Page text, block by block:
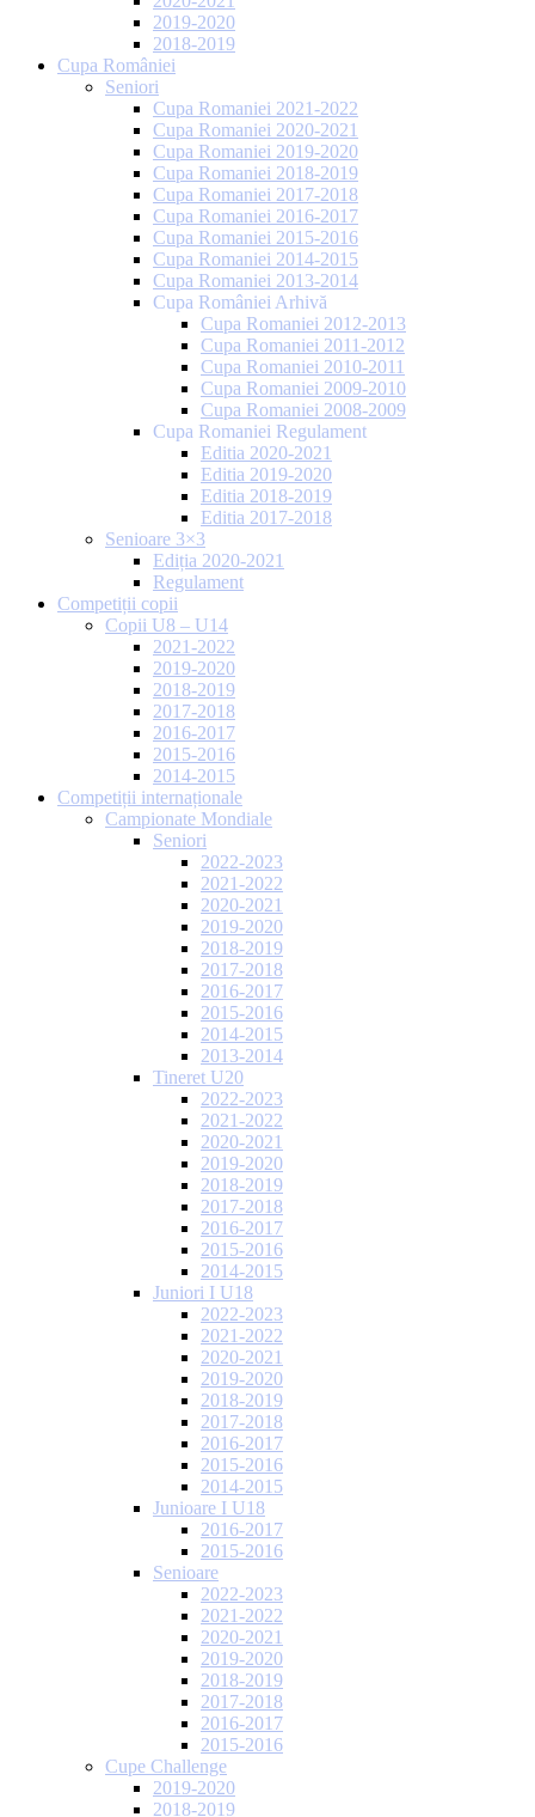
2019-2020
2018-2019
Cupa României
Seniori
Cupa Romaniei 2021-2022
Cupa Romaniei 2020-2021
Cupa Romaniei 2019-2020
Cupa Romaniei 2018-2019
Cupa Romaniei 2017-2018
Cupa Romaniei 2016-2017
Cupa Romaniei 2015-2016
Cupa Romaniei 2014-2015
Cupa Romaniei 2013-2014
Cupa României Arhivă
Cupa Romaniei 2012-2013
Cupa Romaniei 2011-2012
Cupa Romaniei 2010-2011
Cupa Romaniei 2009-2010
Cupa Romaniei 2008-2009
Cupa Romaniei Regulament
Editia 2020-2021
Editia 2019-2020
Editia 2018-2019
Editia 2017-2018
Senioare 3×3
Ediția 2020-2021
Regulament
Competiții copii
Copii U8 – U14
2021-2022
2019-2020
2018-2019
2017-2018
2016-2017
2015-2016
2014-2015
Competiții internaționale
Campionate Mondiale
Seniori
2022-2023
2021-2022
2020-2021
2019-2020
2018-2019
2017-2018
2016-2017
2015-2016
2014-2015
2013-2014
Tineret U20
2022-2023
2021-2022
2020-2021
2019-2020
2018-2019
2017-2018
2016-2017
2015-2016
2014-2015
Juniori I U18
2022-2023
2021-2022
2020-2021
2019-2020
2018-2019
2017-2018
2016-2017
2015-2016
2014-2015
Junioare I U18
2016-2017
2015-2016
Senioare
2022-2023
2021-2022
2020-2021
2019-2020
2018-2019
2017-2018
2016-2017
2015-2016
Cupe Challenge
2019-2020
2018-2019